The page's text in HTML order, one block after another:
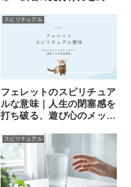
スピリチュアル
フェレットのスピリチュア
ルな意味｜人生の閉塞感を
打ち破る、遊び心のメッセ
スピリチュアル